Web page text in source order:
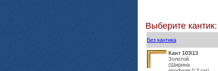
Выберите кантик:
Без кантика
Кант 103\13
Золотой
(Ширина